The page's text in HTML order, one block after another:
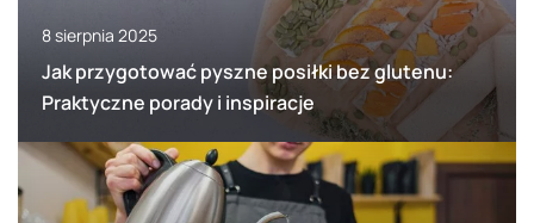
8 sierpnia 2025
Jak przygotować pyszne posiłki bez glutenu:
Praktyczne porady i inspiracje